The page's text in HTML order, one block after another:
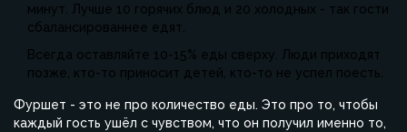
минут. Лучше 10 горячих блюд и 20 холодных - так гости
сбалансированнее едят.
Всегда оставляйте 10-15% еды сверху. Люди приходят
позже, кто-то приносит детей, кто-то не успел поесть.
Фуршет - это не про количество еды. Это про то, чтобы
каждый гость ушёл с чувством, что он получил именно то,